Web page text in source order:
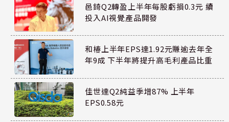
邑錡Q2轉盈上半年每股虧損0.3元 續
投入AI視覺產品開發
和椿上半年EPS達1.92元賺逾去年全
年9成 下半年將提升高毛利產品比重
佳世達Q2純益季增87% 上半年
EPS0.58元